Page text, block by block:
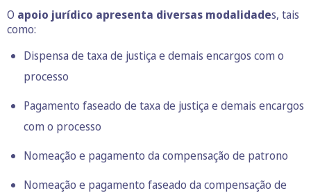
O apoio jurídico apresenta diversas modalidades, tais
como:
Dispensa de taxa de justiça e demais encargos com o
processo
Pagamento faseado de taxa de justiça e demais encargos
com o processo
Nomeação e pagamento da compensação de patrono
Nomeação e pagamento faseado da compensação de